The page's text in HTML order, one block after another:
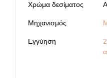
Χρώμα δεσίματος
Μηχανισμός
Εγγύηση